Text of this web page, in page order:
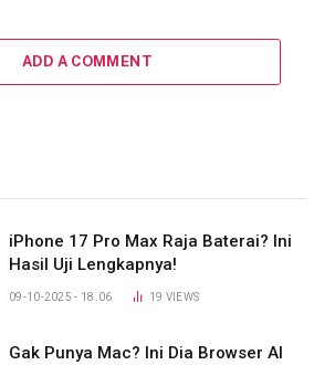
ADD A COMMENT
iPhone 17 Pro Max Raja Baterai? Ini
Hasil Uji Lengkapnya!
09-10-2025 - 18.06 19 VIEWS
Gak Punya Mac? Ini Dia Browser AI